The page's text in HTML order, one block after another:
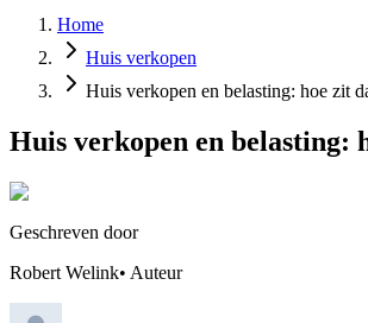
Home
Huis verkopen
Huis verkopen en belasting: hoe zit
Huis verkopen en belasting:
Geschreven door
Robert Welink• Auteur